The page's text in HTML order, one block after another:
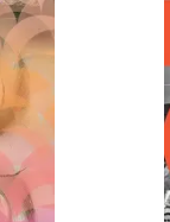
kerima ja h
jätta.
Transport (8)